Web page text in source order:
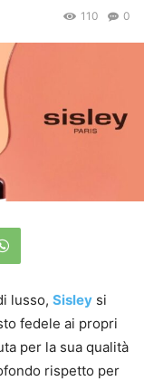
0
110
lusso, Sisley si
fedele ai propri
per la sua qualità
rispetto per